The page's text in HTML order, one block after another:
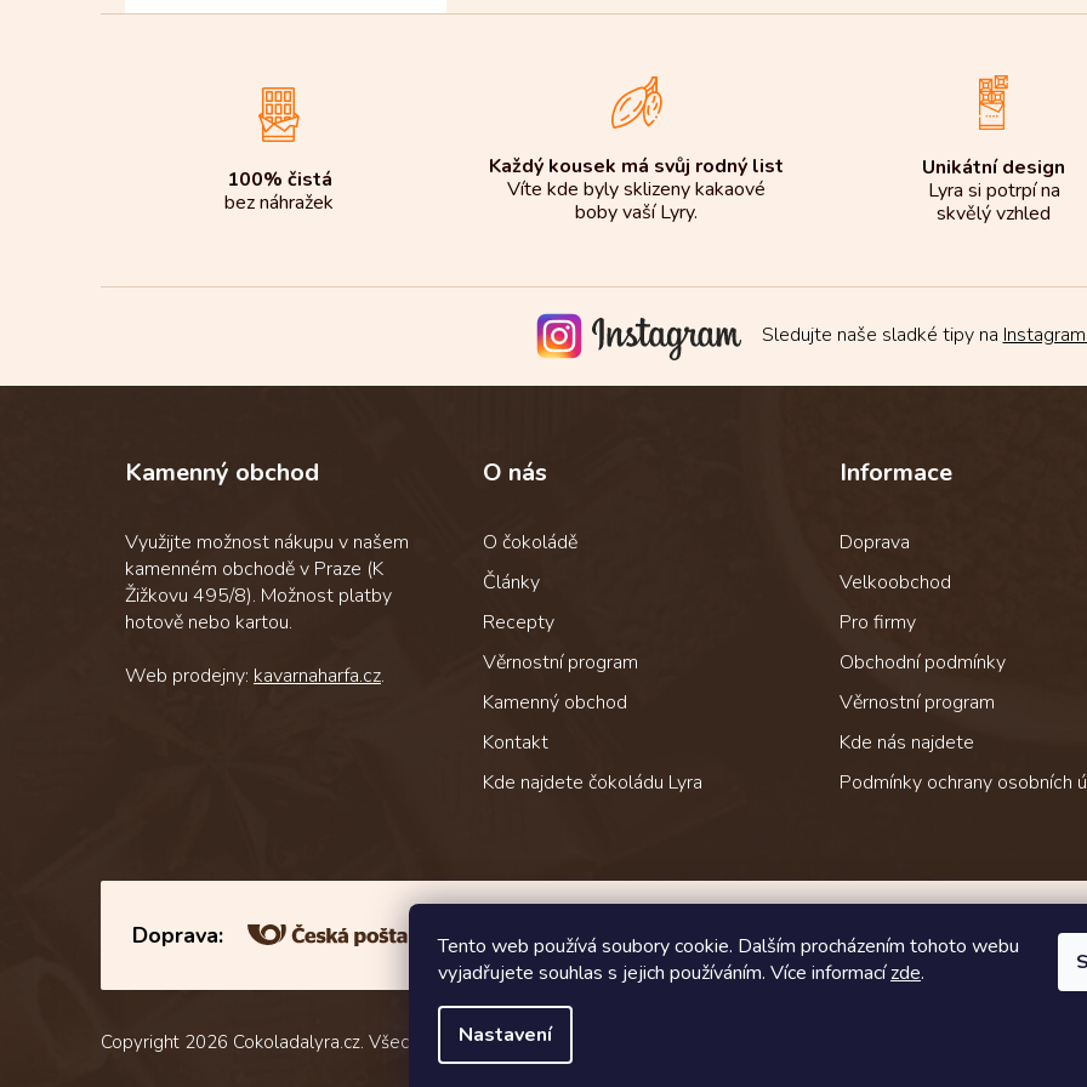
Tento web používá soubory cookie. Dalším procházením tohoto webu
vyjadřujete souhlas s jejich používáním. Více informacízde.
Nastavení
100% čistá
bez náhražek
Každý kousek má svůj rodný list
Víte kde byly sklizeny kakaové
boby vaší Lyry.
Unikátní design
Lyra si potrpí na
skvělý vzhled
Sledujte naše sladké tipy na
Kamenný obchod
Využijte možnost nákupu v našem
kamenném obchodě v Praze (K
Žižkovu 495/8). Možnost platby
hotově nebo kartou.
Web prodejny: kavarnaharfa.cz.
O nás
O čokoládě
Články
Recepty
Věrnostní program
Kamenný obchod
Kontakt
Kde najdete čokoládu Lyra
Informace
Doprava
Velkoobchod
Pro firmy
Obchodní podmínky
Věrnostní program
Kde nás najdete
Podmínky ochrany osobních
Doprava: Jak čokoládu přepravujeme
Copyright 2026 Cokoladalyra.cz. Všechna práva vyhrazena.